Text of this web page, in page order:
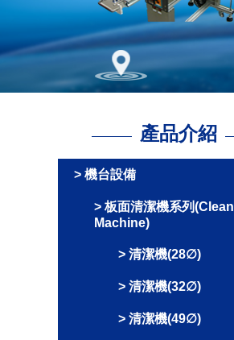
產品介紹
機台設備
板面清潔機系列(Clean
Machine)
清潔機(28∅)
清潔機(32∅)
清潔機(49∅)